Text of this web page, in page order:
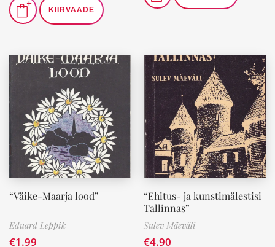
KIIRVAADE
“Väike-Maarja lood”
Eduard Leppik
€1.99
“Ehitus- ja kunstimälestisi
Tallinnas”
Sulev Mäeväli
€4.90